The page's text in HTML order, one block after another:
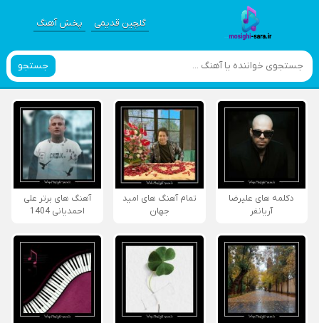
گلچین قدیمی پخش آهنگ
جستجو
دکلمه های علیرضا
آریانفر
تمام آهنگ های امید
جهان
آهنگ های برتر علی
احمدیانی 1404